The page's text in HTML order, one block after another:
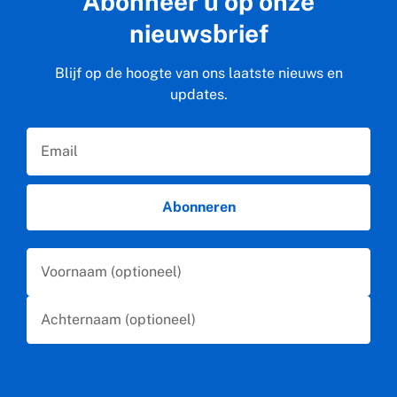
nieuwsbrief
Blijf op de hoogte van ons laatste nieuws en
updates.
Email
Abonneren
First Name
Last Name